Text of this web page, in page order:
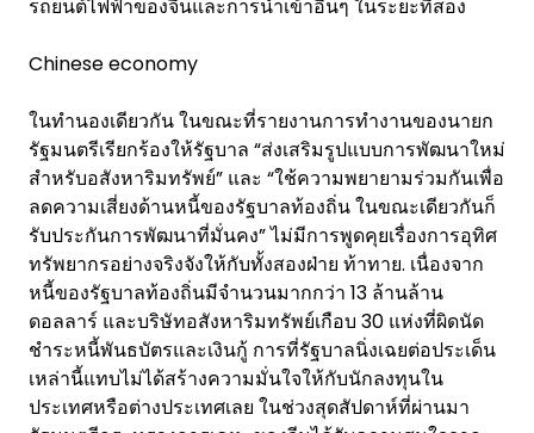
รถยนต์ไฟฟ้าของจีนและการนำเข้าอื่นๆ ในระยะที่สอง
Chinese economy
ในทำนองเดียวกัน ในขณะที่รายงานการทำงานของนายก
รัฐมนตรีเรียกร้องให้รัฐบาล “ส่งเสริมรูปแบบการพัฒนาใหม่
สำหรับอสังหาริมทรัพย์” และ “ใช้ความพยายามร่วมกันเพื่อ
ลดความเสี่ยงด้านหนี้ของรัฐบาลท้องถิ่น ในขณะเดียวกันก็
รับประกันการพัฒนาที่มั่นคง” ไม่มีการพูดคุยเรื่องการอุทิศ
ทรัพยากรอย่างจริงจังให้กับทั้งสองฝ่าย ท้าทาย. เนื่องจาก
หนี้ของรัฐบาลท้องถิ่นมีจำนวนมากกว่า 13 ล้านล้าน
ดอลลาร์ และบริษัทอสังหาริมทรัพย์เกือบ 30 แห่งที่ผิดนัด
ชำระหนี้พันธบัตรและเงินกู้ การที่รัฐบาลนิ่งเฉยต่อประเด็น
เหล่านี้แทบไม่ได้สร้างความมั่นใจให้กับนักลงทุนใน
ประเทศหรือต่างประเทศเลย ในช่วงสุดสัปดาห์ที่ผ่านมา